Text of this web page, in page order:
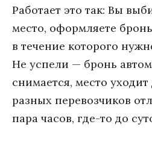
Работает это так: Вы
место, оформляете
в течение которого
Не успели — бронь
снимается, место
разных перевозчиков
пара часов, где-то до